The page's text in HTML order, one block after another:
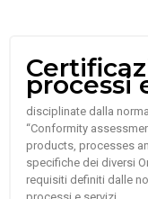
processi
disciplinate dalla
“Conformity
products, processes
specifiche dei diversi
requisiti definiti dalle